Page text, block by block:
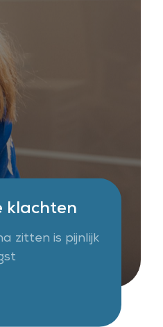
klachten
zitten is pijnlijk